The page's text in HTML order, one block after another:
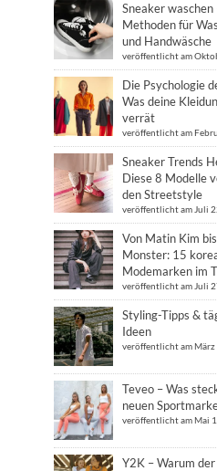
Sneaker waschen
Methoden für
und Handwäsche
veröffentlicht am
Die Psychologie
Was deine
verrät
veröffentlicht am
Sneaker Trends
Diese 8 Modelle
den Streetstyle
veröffentlicht am Juli
Von Matin Kim
Monster: 15
Modemarken im
veröffentlicht am Juli
Styling-Tipps &
Ideen
veröffentlicht am März
Teveo – Was
neuen
veröffentlicht am Mai
Y2K – Warum